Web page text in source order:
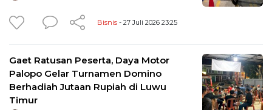
Bisnis - 27 Juli 2026 23:25
Gaet Ratusan Peserta, Daya Motor
Palopo Gelar Turnamen Domino
Berhadiah Jutaan Rupiah di Luwu
Timur